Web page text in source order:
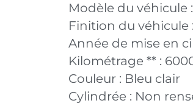
Modèle du véhicule :
Finition du véhicule :
Année de mise en
Kilométrage ** :
Couleur : Bleu clair
Cylindrée : Non